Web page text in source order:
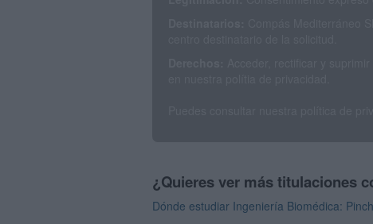
¿Quieres ver más titulaciones
Dónde estudiar Ingeniería Biomédica: